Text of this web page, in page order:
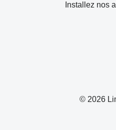
© 2026
Installez nos